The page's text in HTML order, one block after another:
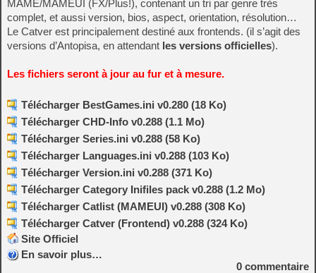
MAME/MAMEUI (FX/Plus!), contenant un tri par genre très
complet, et aussi version, bios, aspect, orientation, résolution…
Le Catver est principalement destiné aux frontends. (il s’agit des
versions d’Antopisa, en attendant les versions officielles).
Les fichiers seront à jour au fur et à mesure.
Télécharger BestGames.ini v0.280 (18 Ko)
Télécharger CHD-Info v0.288 (1.1 Mo)
Télécharger Series.ini v0.288 (58 Ko)
Télécharger Languages.ini v0.288 (103 Ko)
Télécharger Version.ini v0.288 (371 Ko)
Télécharger Category Inifiles pack v0.288 (1.2 Mo)
Télécharger Catlist (MAMEUI) v0.288 (308 Ko)
Télécharger Catver (Frontend) v0.288 (324 Ko)
Site Officiel
En savoir plus…
0 commentaire